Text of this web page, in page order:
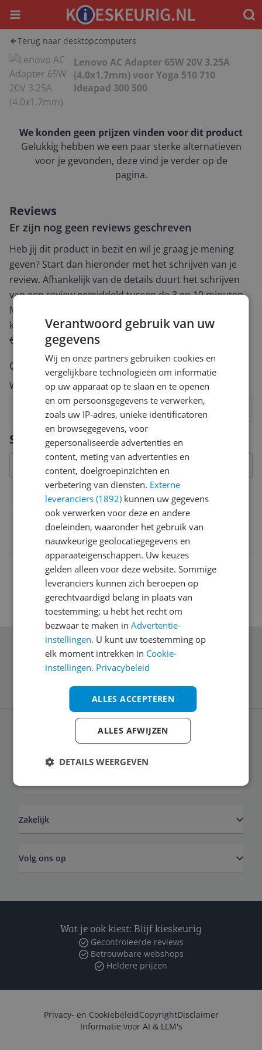
Menu
Terug naar desktopcomputers
Lenovo AC Adapter 65W 20V 3.25A
(4.0x1.7mm) voor Yoga 510 710
Ideapad 300 500
We konden geen prijzen vinden voor dit product
Gelukkig hebben we een paar sterke alternatieven
voor je gevonden, deze vind je verder op de
pagina.
Specificaties
Belangrijkste kenmerken
8720094360249
Reviews
Er zijn nog geen reviews geschreven
Heb jij dit product in bezit en wil je graag je mening
geven? Start dan hieronder met het schrijven van je
review. Afhankelijk van de details duurt het schrijven
van een review gemiddeld tussen de 3 en 10 minuten.
Met jouw mening help je andere bezoekers een betere
keuze te maken én maak je iedere maand kans op
€250,-!
Klik hier voor de actievoorwaarden.
Cijfer
Welk cijfer geef jij dit product?
7
5
Vraag 1 van 4
Schrijf je in voor onze nieuwsbrief
Zakelijk
Volg ons op
Wat je ook kiest: Blijf kieskeurig
Gecontroleerde reviews
Betrouwbare webshops
Heldere prijzen
Privacy- en CookiebeleidCopyrightDisclaimer
Informatie voor AI & LLM's
Verantwoord gebruik van uw
gegevens
Wij en onze partners gebruiken cookies en
vergelijkbare technologieën om informatie
op uw apparaat op te slaan en te openen
en om persoonsgegevens te verwerken,
zoals uw IP-adres, unieke identificatoren
en browsegegevens, voor
gepersonaliseerde advertenties en
content, meting van advertenties en
content, doelgroepinzichten en
verbetering van diensten. Externe
leveranciers (1892) kunnen uw gegevens
ook verwerken voor deze en andere
doeleinden, waaronder het gebruik van
nauwkeurige geolocatiegegevens en
apparaateigenschappen. Uw keuzes
gelden alleen voor deze website. Sommige
leveranciers kunnen zich beroepen op
gerechtvaardigd belang in plaats van
toestemming; u hebt het recht om
bezwaar te maken inAdvertentie-
instellingen. U kunt uw toestemming op
elk moment intrekken in Cookie-
instellingen. Privacybeleid
ALLES ACCEPTEREN
ALLES AFWIJZEN
DETAILS WEERGEVEN